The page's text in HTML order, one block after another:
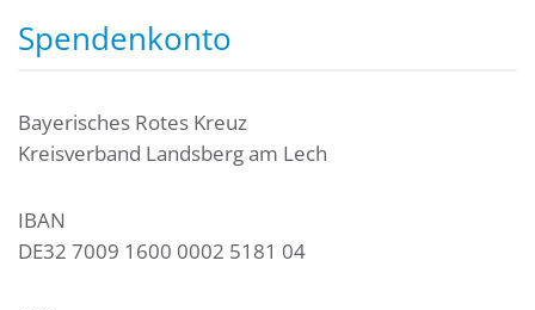
Spendenkonto
Bayerisches Rotes Kreuz
Kreisverband Landsberg am Lech
IBAN
DE32 7009 1600 0002 5181 04